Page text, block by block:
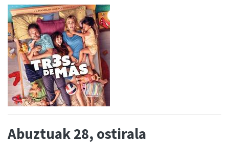
Abuztuak 28, ostirala